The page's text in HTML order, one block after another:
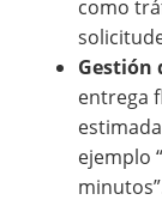
como
Gestión
entrega
ejemplo